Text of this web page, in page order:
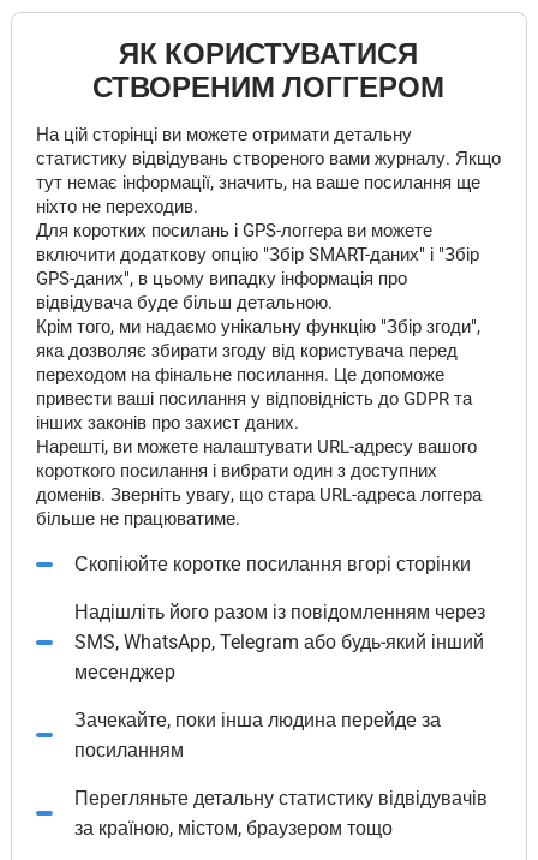
ЯК КОРИСТУВАТИСЯ
СТВОРЕНИМ ЛОГГЕРОМ
На цій сторінці ви можете отримати детальну
статистику відвідувань створеного вами журналу. Якщо
тут немає інформації, значить, на ваше посилання ще
ніхто не переходив.
Для коротких посилань і GPS-логгера ви можете
включити додаткову опцію "Збір SMART-даних" і "Збір
GPS-даних", в цьому випадку інформація про
відвідувача буде більш детальною.
Крім того, ми надаємо унікальну функцію "Збір згоди",
яка дозволяє збирати згоду від користувача перед
переходом на фінальне посилання. Це допоможе
привести ваші посилання у відповідність до GDPR та
інших законів про захист даних.
Нарешті, ви можете налаштувати URL-адресу вашого
короткого посилання і вибрати один з доступних
доменів. Зверніть увагу, що стара URL-адреса логгера
більше не працюватиме.
Скопіюйте коротке посилання вгорі сторінки
Надішліть його разом із повідомленням через
SMS, WhatsApp, Telegram або будь-який інший
месенджер
Зачекайте, поки інша людина перейде за
посиланням
Перегляньте детальну статистику відвідувачів
за країною, містом, браузером тощо